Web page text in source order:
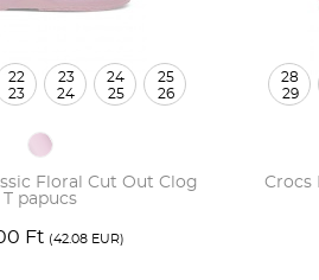
Floral Cut Out Clog
T papucs
Ft (42.08 EUR)
22
23
23
24
24
25
25
26
28
Crocs
28
29